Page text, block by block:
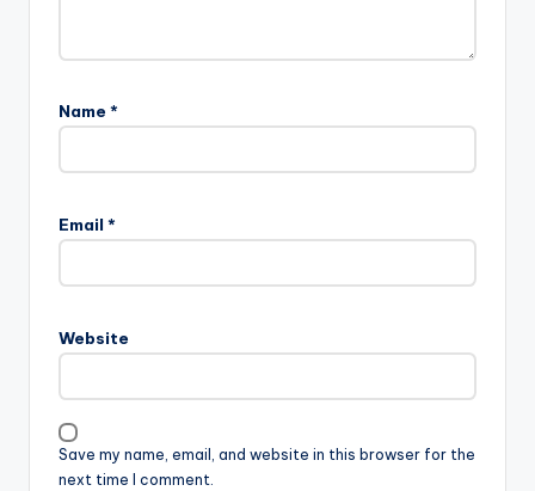
Name *
Email *
Website
Save my name, email, and website in this browser for the
next time I comment.